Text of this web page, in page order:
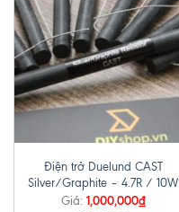
Điện trở Duelund CAST
Silver/Graphite – 4.7R / 10W
Giá: 1,000,000₫